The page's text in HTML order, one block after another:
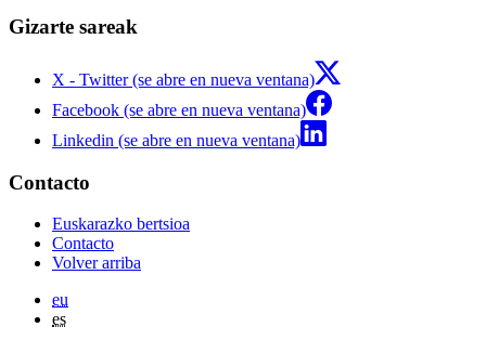
Gizarte sareak
X - Twitter (se abre en nueva ventana)
Facebook (se abre en nueva ventana)
Linkedin (se abre en nueva ventana)
Contacto
Euskarazko bertsioa
Contacto
Volver arriba
eu
es